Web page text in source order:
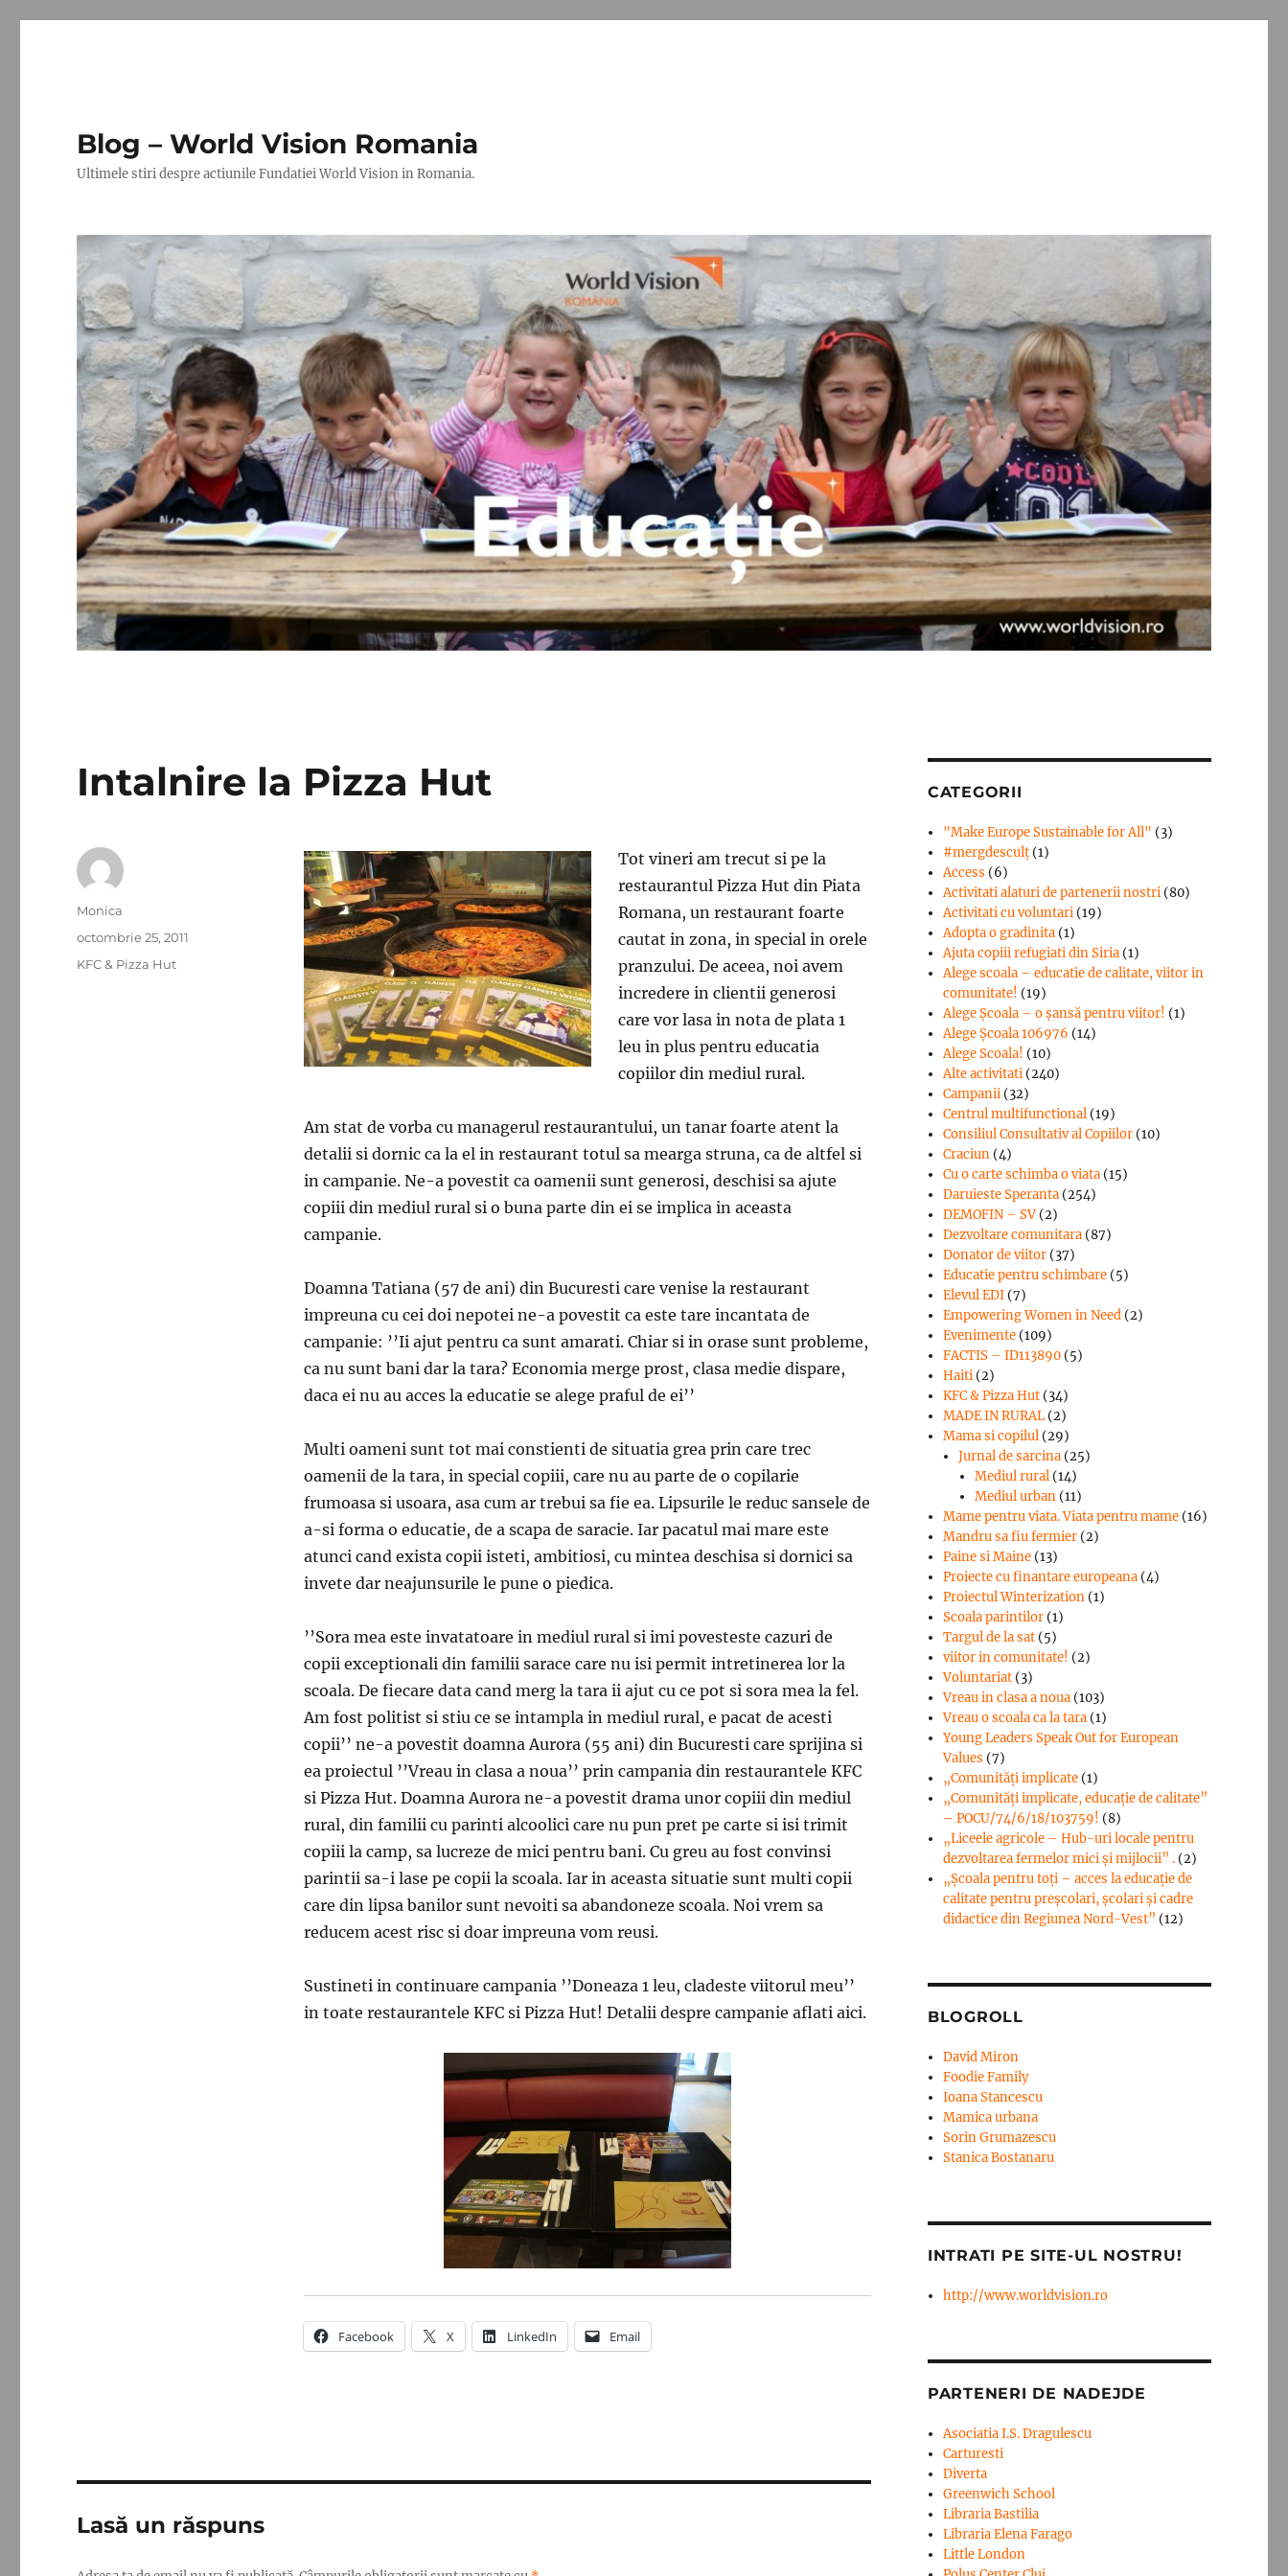
Blog – World Vision Romania
Ultimele stiri despre actiunile Fundatiei World Vision in Romania.
Intalnire la Pizza Hut
Tot vineri am trecut si pe la
restaurantul Pizza Hut din Piata
Romana, un restaurant foarte
cautat in zona, in special in orele
pranzului. De aceea, noi avem
incredere in clientii generosi
care vor lasa in nota de plata 1
leu in plus pentru educatia
copiilor din mediul rural.
Am stat de vorba cu managerul restaurantului, un tanar foarte atent la
detalii si dornic ca la el in restaurant totul sa mearga struna, ca de altfel si
in campanie. Ne-a povestit ca oamenii sunt generosi, deschisi sa ajute
copiii din mediul rural si o buna parte din ei se implica in aceasta
campanie.
Doamna Tatiana (57 de ani) din Bucuresti care venise la restaurant
impreuna cu cei doi nepotei ne-a povestit ca este tare incantata de
campanie: ’’Ii ajut pentru ca sunt amarati. Chiar si in orase sunt probleme,
ca nu sunt bani dar la tara? Economia merge prost, clasa medie dispare,
daca ei nu au acces la educatie se alege praful de ei’’
Multi oameni sunt tot mai constienti de situatia grea prin care trec
oamenii de la tara, in special copiii, care nu au parte de o copilarie
frumoasa si usoara, asa cum ar trebui sa fie ea. Lipsurile le reduc sansele de
a-si forma o educatie, de a scapa de saracie. Iar pacatul mai mare este
atunci cand exista copii isteti, ambitiosi, cu mintea deschisa si dornici sa
invete dar neajunsurile le pune o piedica.
’’Sora mea este invatatoare in mediul rural si imi povesteste cazuri de
copii exceptionali din familii sarace care nu isi permit intretinerea lor la
scoala. De fiecare data cand merg la tara ii ajut cu ce pot si sora mea la fel.
Am fost politist si stiu ce se intampla in mediul rural, e pacat de acesti
copii’’ ne-a povestit doamna Aurora (55 ani) din Bucuresti care sprijina si
ea proiectul ’’Vreau in clasa a noua’’ prin campania din restaurantele KFC
si Pizza Hut. Doamna Aurora ne-a povestit drama unor copiii din mediul
rural, din familii cu parinti alcoolici care nu pun pret pe carte si isi trimit
copiii la camp, sa lucreze de mici pentru bani. Cu greu au fost convinsi
parintii sa-i lase pe copii la scoala. Iar in aceasta situatie sunt multi copii
care din lipsa banilor sunt nevoiti sa abandoneze scoala. Noi vrem sa
reducem acest risc si doar impreuna vom reusi.
Sustineti in continuare campania ’’Doneaza 1 leu, cladeste viitorul meu’’
in toate restaurantele KFC si Pizza Hut! Detalii despre campanie aflati aici.
Facebook X LinkedIn Email
Autor
Monica
Publicat
octombrie 25, 2011
Categorii
KFC & Pizza Hut
Lasă un răspuns
CATEGORII
"Make Europe Sustainable for All" (3)
#mergdesculţ (1)
Access (6)
Activitati alaturi de partenerii nostri (80)
Activitati cu voluntari (19)
Adopta o gradinita (1)
Ajuta copiii refugiati din Siria (1)
Alege scoala – educatie de calitate, viitor in
comunitate! (19)
Alege Şcoala – o şansă pentru viitor! (1)
Alege Școala 106976 (14)
Alege Scoala! (10)
Alte activitati (240)
Campanii (32)
Centrul multifunctional (19)
Consiliul Consultativ al Copiilor (10)
Craciun (4)
Cu o carte schimba o viata (15)
Daruieste Speranta (254)
DEMOFIN – SV (2)
Dezvoltare comunitara (87)
Donator de viitor (37)
Educatie pentru schimbare (5)
Elevul EDI (7)
Empowering Women in Need (2)
Evenimente (109)
FACTIS – ID113890 (5)
Haiti (2)
KFC & Pizza Hut (34)
MADE IN RURAL (2)
Mama si copilul (29)
Jurnal de sarcina (25)
Mediul rural(14)
Mediul urban(11)
Mame pentru viata. Viata pentru mame (16)
Mandru sa fiu fermier (2)
Paine si Maine (13)
Proiecte cu finantare europeana (4)
Proiectul Winterization (1)
Scoala parintilor (1)
Targul de la sat (5)
viitor in comunitate! (2)
Voluntariat (3)
Vreau in clasa a noua (103)
Vreau o scoala ca la tara (1)
Young Leaders Speak Out for European
Values (7)
„Comunități implicate (1)
„Comunități implicate, educație de calitate”
– POCU/74/6/18/103759! (8)
„Liceele agricole – Hub-uri locale pentru
dezvoltarea fermelor mici şi mijlocii” . (2)
„Școala pentru toți – acces la educație de
calitate pentru preșcolari, școlari și cadre
didactice din Regiunea Nord-Vest” (12)
BLOGROLL
David Miron
Foodie Family
Ioana Stancescu
Mamica urbana
Sorin Grumazescu
Stanica Bostanaru
INTRATI PE SITE-UL NOSTRU!
http://www.worldvision.ro
PARTENERI DE NADEJDE
Asociatia I.S. Dragulescu
Carturesti
Diverta
Greenwich School
Libraria Bastilia
Libraria Elena Farago
Little London